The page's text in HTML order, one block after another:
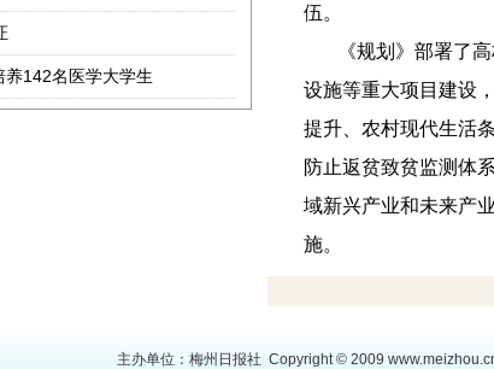
142名医学大学生
伍。
《规划》部署了
设施等重大项目建设
提升、农村现代生活
防止返贫致贫监测体
域新兴产业和未来产
施。
主办单位：梅州日报社 Copyright © 2009